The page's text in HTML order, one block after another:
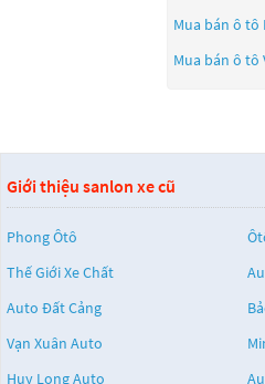
Mua bán ô tô
Mua bán ô tô
Giới thiệu sanlon xe cũ
Phong Ôtô
Thế Giới Xe Chất
Auto Đất Cảng
Vạn Xuân Auto
Huy Long Auto